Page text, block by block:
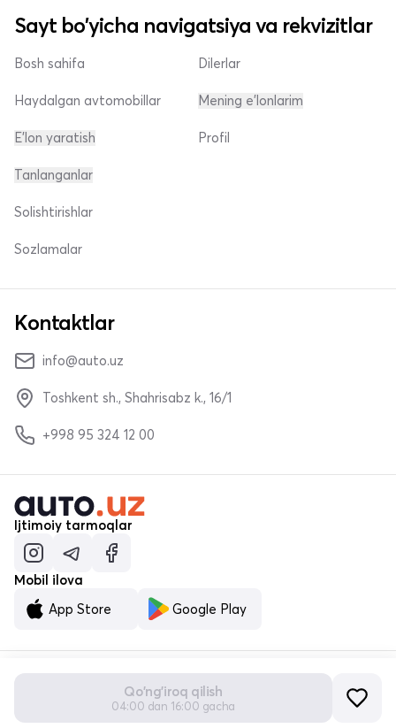
Qo'ng'iroq qilish
04:00 dan 16:00 gacha
Sayt bo'yicha navigatsiya va rekvizitlar
Bosh sahifa
Haydalgan avtomobillar
E'lon yaratish
Dilerlar
Mening e'lonlarim
Profil
Tanlanganlar
Solishtirishlar
Sozlamalar
Kontaktlar
info@auto.uz
Toshkent sh., Shahrisabz k., 16/1
+998 95 324 12 00
Ijtimoiy tarmoqlar
Mobil ilova
App Store
Google Play
© «MALUMOTNOMA» MChJ 2023–2026